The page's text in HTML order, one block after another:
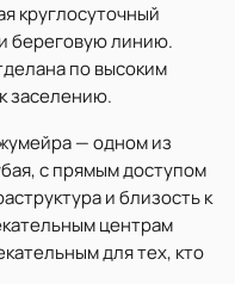
круглосуточный
береговую линию.
по высоким
заселению.
— одном из
с прямым доступом
и близость к
центрам
для тех, кто